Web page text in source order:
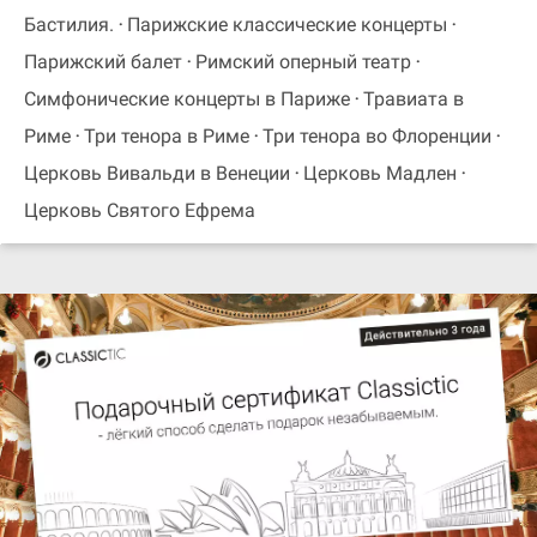
Бастилия.
Парижские классические концерты
Парижский балет
Римский оперный театр
Симфонические концерты в Париже Травиата в
Риме Три тенора в Риме Три тенора во Флоренции
Церковь Вивальди в Венеции
Церковь Мадлен
Церковь Святого Ефрема